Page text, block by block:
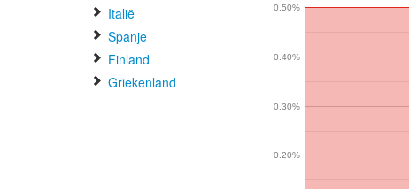
Italië
Spanje
Finland
Griekenland
0.20%
0.30%
0.40%
0.50%